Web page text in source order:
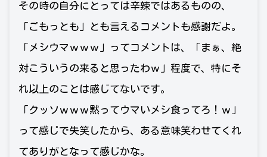
その時の自分にとっては辛辣ではあるものの、
「ごもっとも」とも言えるコメントも感謝だよ。
「メシウマｗｗｗ」ってコメントは、「まぁ、絶
対こういうの来ると思ったわｗ」程度で、特にそ
れ以上のことは感じてないです。
「クッソｗｗｗ黙ってウマいメシ食ってろ！ｗ」
って感じで失笑したから、ある意味笑わせてくれ
てありがとなって感じかな。